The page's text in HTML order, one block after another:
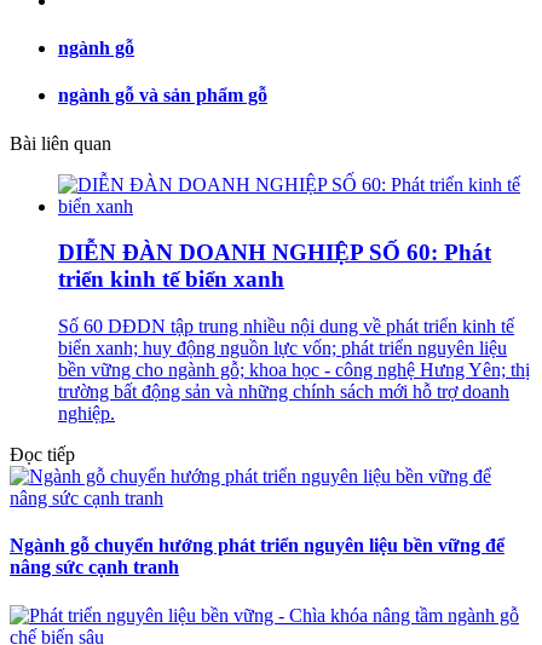
ngành gỗ
ngành gỗ và sản phẩm gỗ
Bài liên quan
DIỄN ĐÀN DOANH NGHIỆP SỐ 60: Phát
triển kinh tế biển xanh
Số 60 DĐDN tập trung nhiều nội dung về phát triển kinh tế
biển xanh; huy động nguồn lực vốn; phát triển nguyên liệu
bền vững cho ngành gỗ; khoa học - công nghệ Hưng Yên; thị
trường bất động sản và những chính sách mới hỗ trợ doanh
nghiệp.
Đọc tiếp
Ngành gỗ chuyển hướng phát triển nguyên liệu bền vững để
nâng sức cạnh tranh